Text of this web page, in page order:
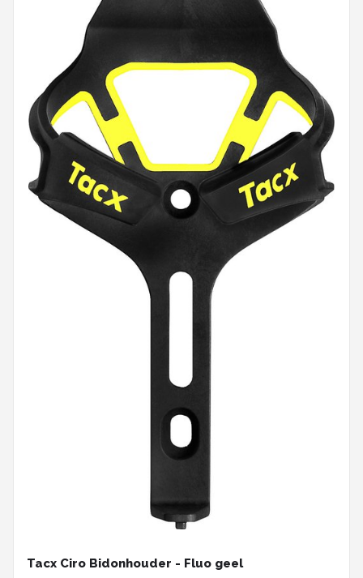
Tacx Ciro Bidonhouder - Fluo geel